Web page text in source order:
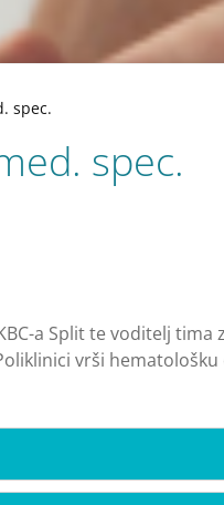
spec.
spec.
a Split te voditelj tima
vrši hematološku